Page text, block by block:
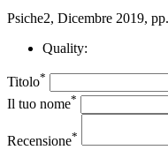
Psiche2, Dicembre 2019,
Quality:
Titolo*
Il tuo nome*
Recensione*